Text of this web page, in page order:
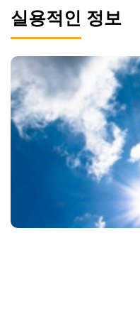
실용적인 정보